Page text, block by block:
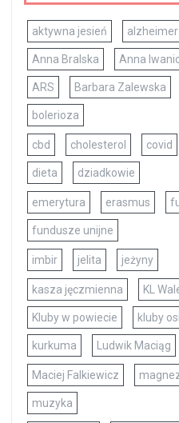
aktywna jesień alzheimer
Anna Bralska Anna
ARS Barbara Zalewska
bolerioza
cbd cholesterol covid
dieta dziadkowie
emerytura erasmus
fundusze unijne
imbir jelita jeżyny
kasza jęczmienna KL
Kluby w powiecie kluby
kurkuma Ludwik Maciąg
Maciej Falkiewicz
muzyka